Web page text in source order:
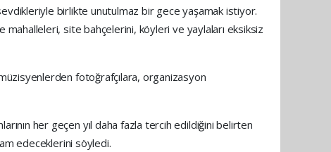
birlikte unutulmaz bir gece yaşamak istiyor.
site bahçelerini, köyleri ve yaylaları eksiksiz
müzisyenlerden fotoğrafçılara, organizasyon
her geçen yıl daha fazla tercih edildiğini belirten
edeceklerini söyledi.